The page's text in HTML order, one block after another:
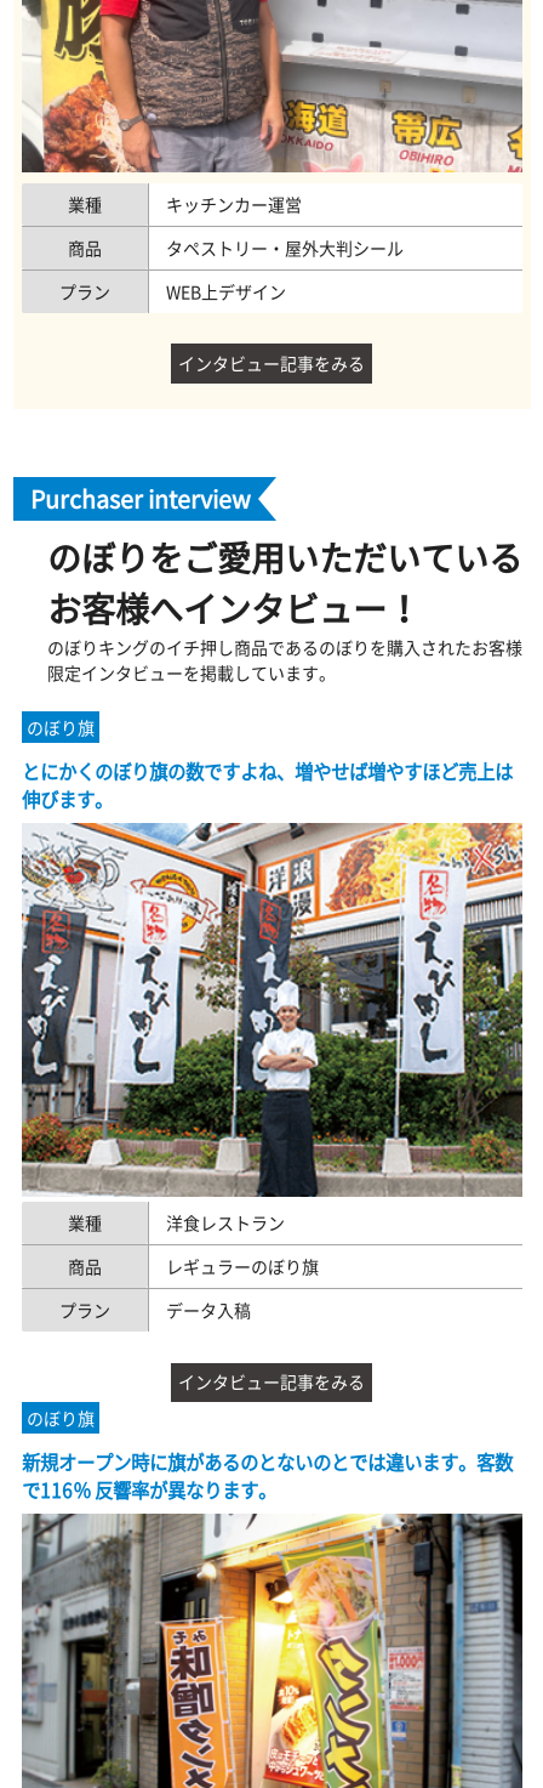
業種
キッチンカー運営
商品
タペストリー・屋外大判シール
プラン
WEB上デザイン
インタビュー記事をみる
Purchaser interview
のぼりをご愛用いただいている
お客様へインタビュー！
のぼりキングのイチ押し商品であるのぼりを購入されたお客様
限定インタビューを掲載しています。
のぼり旗
とにかくのぼり旗の数ですよね、増やせば増やすほど売上は
伸びます。
業種
洋食レストラン
商品
レギュラーのぼり旗
プラン
データ入稿
インタビュー記事をみる
のぼり旗
新規オープン時に旗があるのとないのとでは違います。客数
で116％ 反響率が異なります。